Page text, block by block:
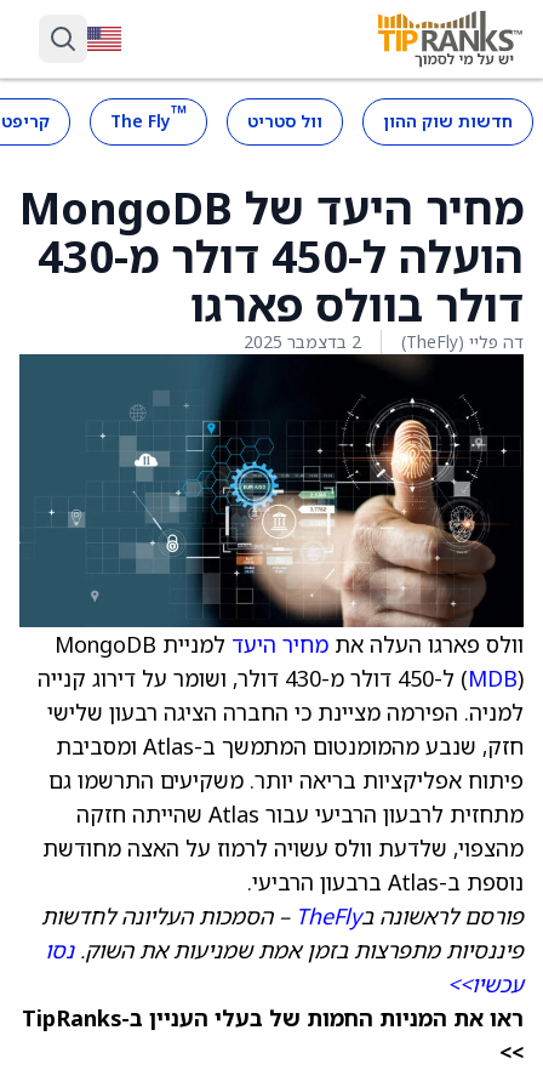
חדשות שוק ההון וול סטריט ™
The Fly
מחיר היעד של MongoDB
הועלה ל-450 דולר מ-430
דולר בוולס פארגו
דה פליי (TheFly) 2 בדצמבר 2025
וולס פארגו העלה את מחיר היעד
למניית MongoDB
(MDB
) ל-450 דולר מ-430 דולר, ושומר על דירוג קנייה
למניה. הפירמה מציינת כי החברה הציגה רבעון שלישי
חזק, שנבע מהמומנטום המתמשך ב-Atlas ומסביבת
פיתוח אפליקציות בריאה יותר. משקיעים התרשמו גם
מתחזית לרבעון הרביעי עבור Atlas שהייתה חזקה
מהצפוי, שלדעת וולס עשויה לרמוז על האצה מחודשת
נוספת ב-Atlas ברבעון הרביעי.
פורסם לראשונה בTheFly – הסמכות העליונה לחדשות
פיננסיות מתפרצות בזמן אמת שמניעות את השוק.נסו
עכשיו>>
ראו את המניות החמות של בעלי העניין ב-TipRanks
>>